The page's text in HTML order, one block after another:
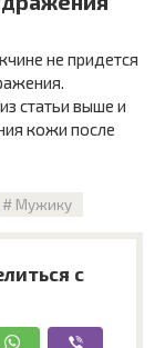
не придется
статьи выше и
кожи после
Мужику
с